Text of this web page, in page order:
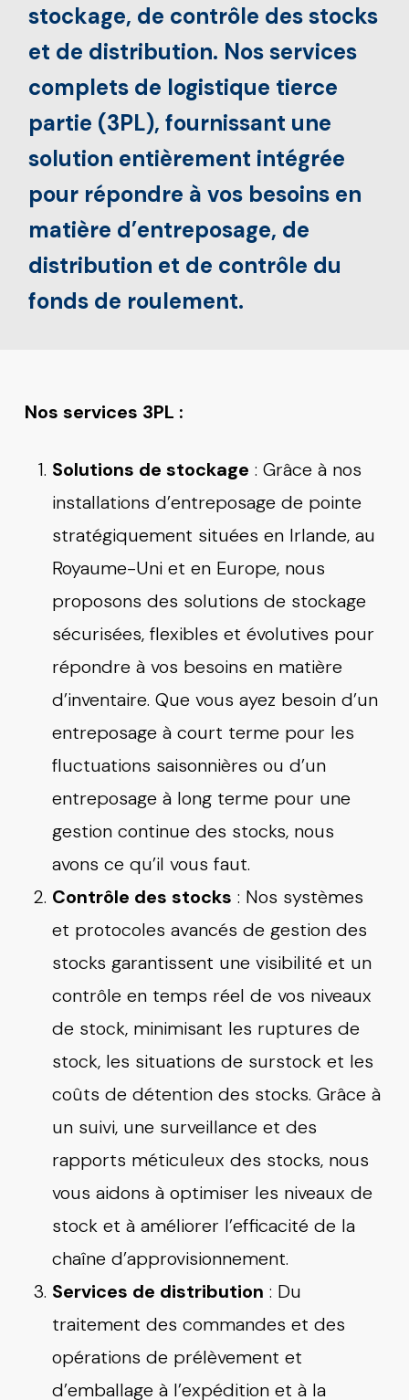
stockage, de contrôle des stocks
et de distribution. Nos services
complets de logistique tierce
partie (3PL), fournissant une
solution entièrement intégrée
pour répondre à vos besoins en
matière d’entreposage, de
distribution et de contrôle du
fonds de roulement.
Nos services 3PL :
Solutions de stockage : Grâce à nos
installations d’entreposage de pointe
stratégiquement situées en Irlande, au
Royaume-Uni et en Europe, nous
proposons des solutions de stockage
sécurisées, flexibles et évolutives pour
répondre à vos besoins en matière
d’inventaire. Que vous ayez besoin d’un
entreposage à court terme pour les
fluctuations saisonnières ou d’un
entreposage à long terme pour une
gestion continue des stocks, nous
avons ce qu’il vous faut.
Contrôle des stocks : Nos systèmes
et protocoles avancés de gestion des
stocks garantissent une visibilité et un
contrôle en temps réel de vos niveaux
de stock, minimisant les ruptures de
stock, les situations de surstock et les
coûts de détention des stocks. Grâce à
un suivi, une surveillance et des
rapports méticuleux des stocks, nous
vous aidons à optimiser les niveaux de
stock et à améliorer l’efficacité de la
chaîne d’approvisionnement.
Services de distribution : Du
traitement des commandes et des
opérations de prélèvement et
d’emballage à l’expédition et à la